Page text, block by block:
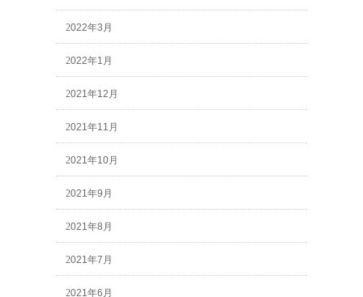
2022年3月
2022年1月
2021年12月
2021年11月
2021年10月
2021年9月
2021年8月
2021年7月
2021年6月